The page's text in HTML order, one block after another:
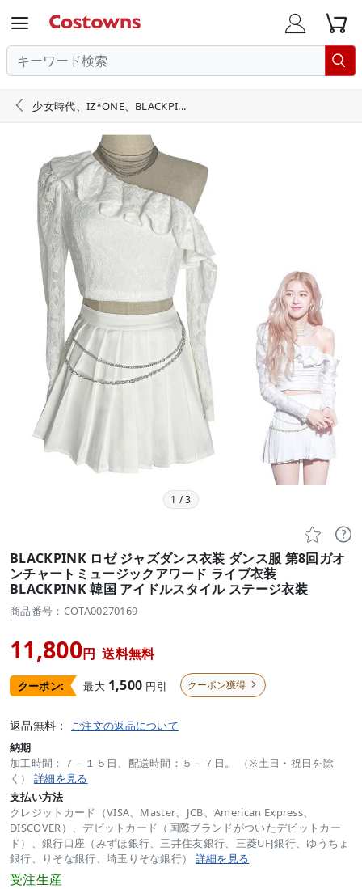
  

 少女時代、IZ*ONE、BLACKPI...
1 /3
 
BLACKPINK ロゼ ジャズダンス衣装 ダンス服 第8回ガオ
ンチャートミュージックアワード ライブ衣装
BLACKPINK 韓国 アイドルスタイル ステージ衣装
商品番号：COTA00270169
11,800円 送料無料
クーポン: 最大 1,500 円引 クーポン獲得 
返品無料： ご注文の返品について
納期
加工時間：７－１５日、配送時間：５－７日。 （※土日・祝日を除
く） 詳細を見る
支払い方法
クレジットカード（VISA、Master、JCB、American Express、
DISCOVER）、デビットカード（国際ブランドがついたデビットカー
ド）、銀行口座（みずほ銀行、三井住友銀行、三菱UFJ銀行、ゆうちょ
銀行、りそな銀行、埼玉りそな銀行） 詳細を見る
受注生産